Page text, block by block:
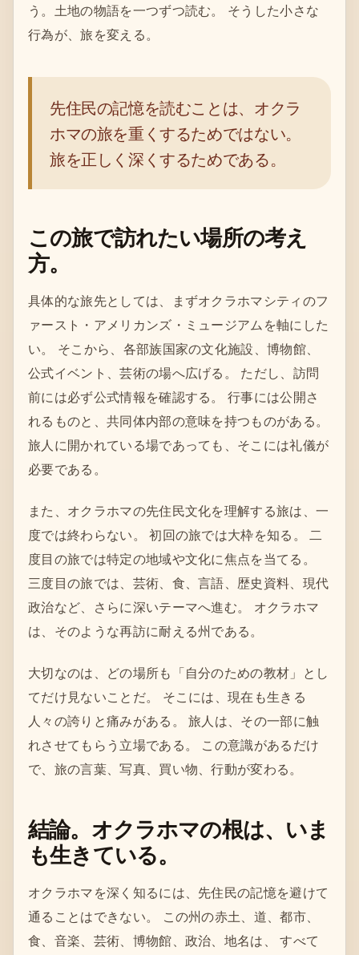
う。土地の物語を一つずつ読む。 そうした小さな
行為が、旅を変える。
先住民の記憶を読むことは、オクラ
ホマの旅を重くするためではない。
旅を正しく深くするためである。
この旅で訪れたい場所の考え
方。
具体的な旅先としては、まずオクラホマシティのフ
ァースト・アメリカンズ・ミュージアムを軸にした
い。 そこから、各部族国家の文化施設、博物館、
公式イベント、芸術の場へ広げる。 ただし、訪問
前には必ず公式情報を確認する。 行事には公開さ
れるものと、共同体内部の意味を持つものがある。
旅人に開かれている場であっても、そこには礼儀が
必要である。
また、オクラホマの先住民文化を理解する旅は、一
度では終わらない。 初回の旅では大枠を知る。 二
度目の旅では特定の地域や文化に焦点を当てる。
三度目の旅では、芸術、食、言語、歴史資料、現代
政治など、さらに深いテーマへ進む。 オクラホマ
は、そのような再訪に耐える州である。
大切なのは、どの場所も「自分のための教材」とし
てだけ見ないことだ。 そこには、現在も生きる
人々の誇りと痛みがある。 旅人は、その一部に触
れさせてもらう立場である。 この意識があるだけ
で、旅の言葉、写真、買い物、行動が変わる。
結論。オクラホマの根は、いま
も生きている。
オクラホマを深く知るには、先住民の記憶を避けて
通ることはできない。 この州の赤土、道、都市、
食、音楽、芸術、博物館、政治、地名は、 すべて